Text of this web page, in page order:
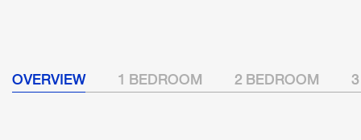
OVERVIEW 1 BEDROOM 2 BEDROOM